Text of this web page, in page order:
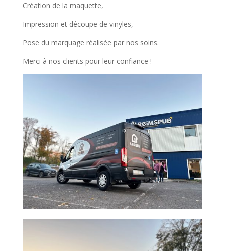
Création de la maquette,
Impression et découpe de vinyles,
Pose du marquage réalisée par nos soins.
Merci à nos clients pour leur confiance !